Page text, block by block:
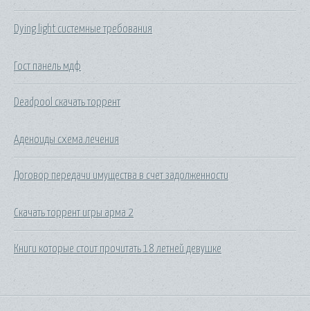
Dying light системные требования
Гост панель мдф
Deadpool скачать торрент
Аденоиды схема лечения
Договор передачи имущества в счет задолженности
Скачать торрент игры арма 2
Книги которые стоит прочитать 18 летней девушке